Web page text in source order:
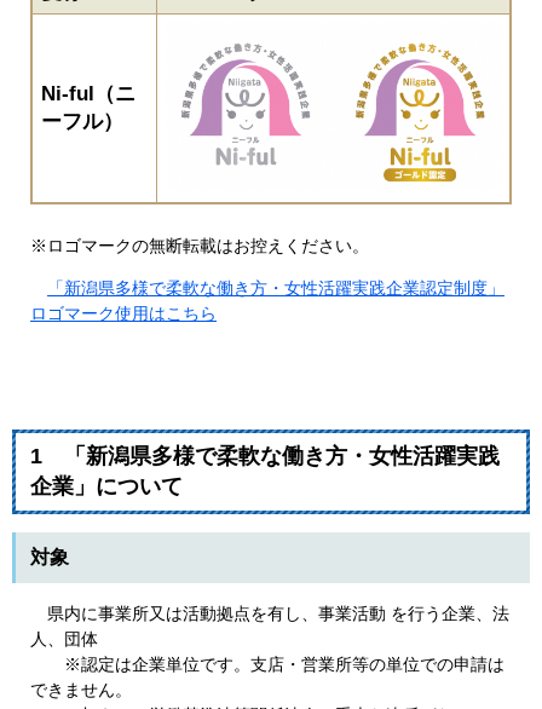
Ni-ful（ニ
ーフル）
※ロゴマークの無断転載はお控えください。
「新潟県多様で柔軟な働き方・女性活躍実践企業認定制度」
ロゴマーク使用はこちら
1 「新潟県多様で柔軟な働き方・女性活躍実践
企業」について
対象
県内に事業所又は活動拠点を有し、事業活動 を行う企業、法
人、団体
※認定は企業単位です。支店・営業所等の単位での申請は
できません。